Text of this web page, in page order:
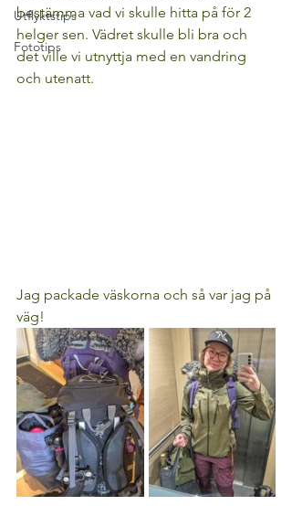
Utflyktstips
Fototips
bestämma vad vi skulle hitta på för 2
helger sen. Vädret skulle bli bra och
det ville vi utnyttja med en vandring
och utenatt.
Jag packade väskorna och så var jag på
väg!